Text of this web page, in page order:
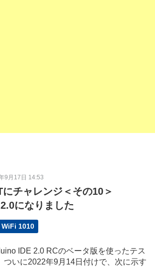
9月17日 14:53
チャレンジ＜その10＞
になりました
WiFi 1010
IDE 2.0 RCのベータ版を使ったテス
ついに2022年9月14日付けで、次に示す